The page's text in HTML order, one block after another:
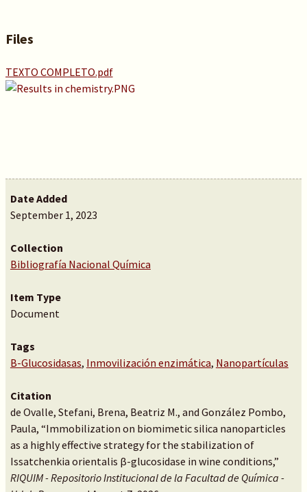
Files
TEXTO COMPLETO.pdf
Date Added
September 1, 2023
Collection
Bibliografía Nacional Química
Item Type
Document
Tags
B-Glucosidasas, Inmovilización enzimática, Nanopartículas
Citation
de Ovalle, Stefani, Brena, Beatriz M., and González Pombo,
Paula, “Immobilization on biomimetic silica nanoparticles
as a highly effective strategy for the stabilization of
Issatchenkia orientalis β-glucosidase in wine conditions,”
RIQUIM - Repositorio Institucional de la Facultad de Química -